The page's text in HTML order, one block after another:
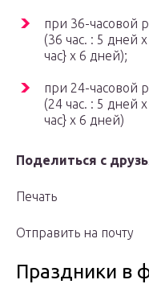
при 36-часовой
(36 час. : 5 дней
час} х 6 дней);
при 24-часовой
(24 час. : 5 дней
час} х 6 дней)
Поделиться с
Печать
Отправить на почту
Праздники в